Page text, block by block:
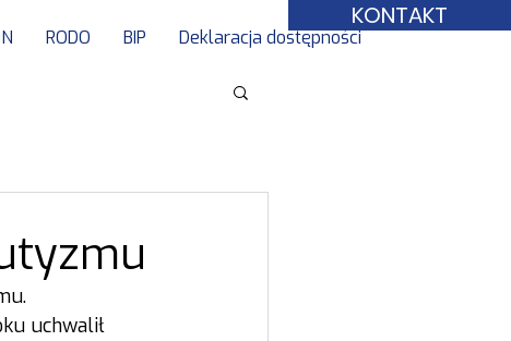
KONTAKT
RODO BIP Deklaracja dostępności
uchwalił